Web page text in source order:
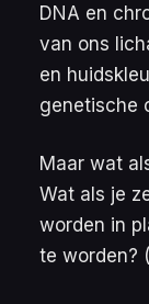
DNA en
van ons
en
genetische
Maar wat
Wat als je
worden in
te worden? (